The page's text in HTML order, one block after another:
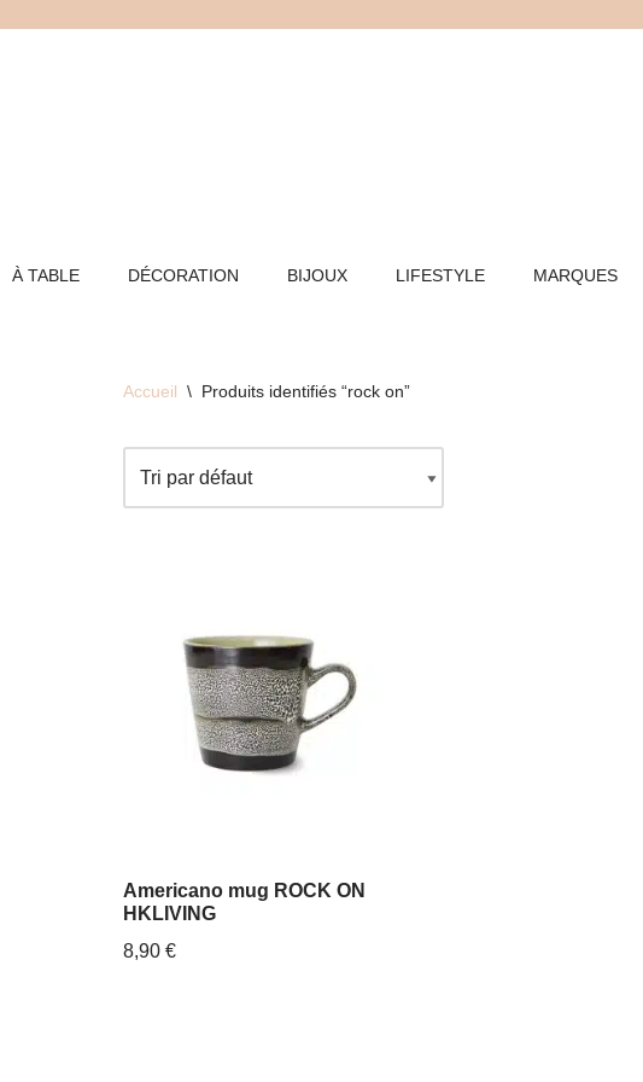
À TABLE DÉCORATION BIJOUX LIFESTYLE MARQUES
Accueil \ Produits identifiés “rock on”
Americano mug ROCK ON
HKLIVING
8,90 €